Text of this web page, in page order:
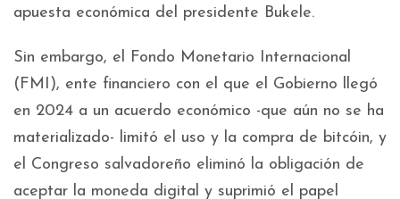
apuesta económica del presidente Bukele.
Sin embargo, el Fondo Monetario Internacional
(FMI), ente financiero con el que el Gobierno llegó
en 2024 a un acuerdo económico -que aún no se ha
materializado- limitó el uso y la compra de bitcóin, y
el Congreso salvadoreño eliminó la obligación de
aceptar la moneda digital y suprimió el papel